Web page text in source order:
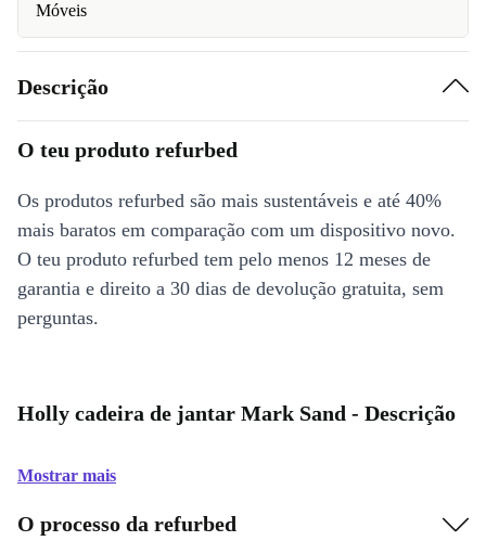
Móveis
Descrição
O teu produto refurbed
Os produtos refurbed são mais sustentáveis e até 40%
mais baratos em comparação com um dispositivo novo.
O teu produto refurbed tem pelo menos 12 meses de
garantia e direito a 30 dias de devolução gratuita, sem
perguntas.
Holly cadeira de jantar Mark Sand - Descrição
Mostrar mais
O processo da refurbed